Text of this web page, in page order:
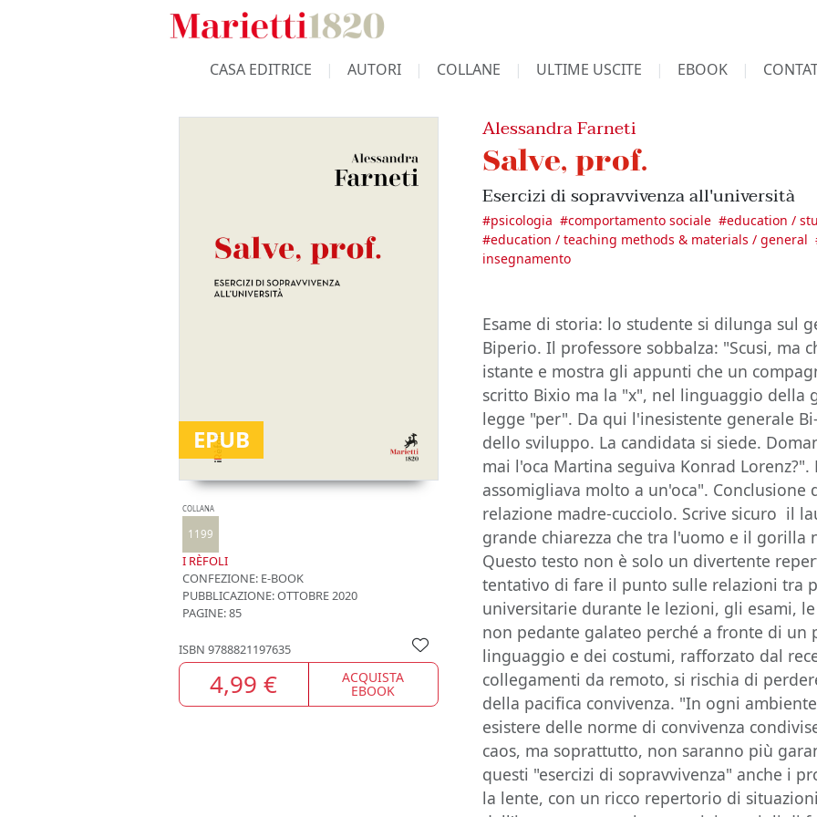
CASA EDITRICE AUTORI COLLANE ULTIME USCITE EBOOK
EPUB
COLLANA
1199
I RÈFOLI
CONFEZIONE: E-BOOK
PUBBLICAZIONE:OTTOBRE 2020
PAGINE: 85
ISBN 9788821197635
4,99 € ACQUISTA
EBOOK
Alessandra Farneti
Salve, prof.
Esercizi di sopravvivenza all'università
#psicologia #comportamento sociale #education /
#education / teaching methods & materials / general
insegnamento
Esame di storia: lo studente si dilunga sul
Biperio. Il professore sobbalza: "Scusi, ma
istante e mostra gli appunti che un
scritto Bixio ma la "x", nel linguaggio della
legge "per". Da qui l'inesistente generale
dello sviluppo. La candidata si siede.
mai l'oca Martina seguiva Konrad Lorenz?".
assomigliava molto a un'oca".
relazione madre-cucciolo. Scrive sicuro il
grande chiarezza che tra l'uomo e il gorilla
Questo testo non è solo un divertente
tentativo di fare il punto sulle relazioni tra
universitarie durante le lezioni, gli esami,
non pedante galateo perché a fronte di
linguaggio e dei costumi, rafforzato dal
collegamenti da remoto, si rischia di
della pacifica convivenza. "In ogni
esistere delle norme di convivenza
caos, ma soprattutto, non saranno più
questi "esercizi di sopravvivenza" anche i
la lente, con un ricco repertorio di